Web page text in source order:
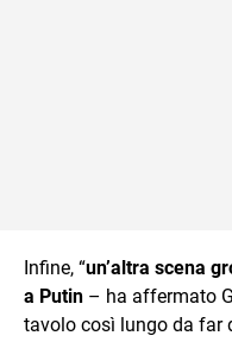
Infine, “un’altra scena
a Putin – ha affermato
tavolo così lungo da far